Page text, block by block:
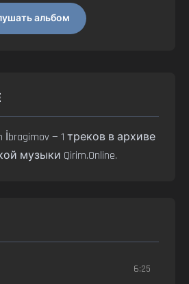
альбом
İbragimov — 1 треков в архиве
музыки Qirim.Online.
6:25